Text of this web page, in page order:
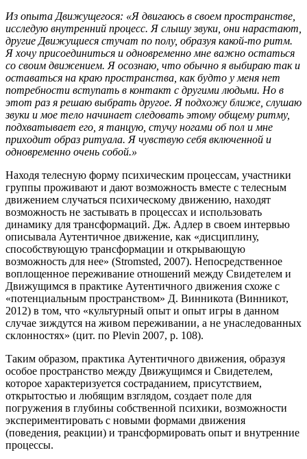
Из опыта Движущегося: «Я двигаюсь в своем пространстве,
исследую внутренний процесс. Я слышу звуки, они нарастают,
другие Движущиеся стучат по полу, образуя какой-то ритм.
Я хочу присоединиться и одновременно мне важно остаться
со своим движением. Я осознаю, что обычно я выбираю так и
оставаться на краю пространства, как будто у меня нет
потребности вступать в контакт с другими людьми. Но в
этот раз я решаю выбрать другое. Я подхожу ближе, слушаю
звуки и мое тело начинает следовать этому общему ритму,
подхватывает его, я танцую, стучу ногами об пол и мне
приходит образ ритуала. Я чувствую себя включенной и
одновременно очень собой.»
Находя телесную форму психическим процессам, участники
группы проживают и дают возможность вместе с телесным
движением случаться психическому движению, находят
возможность не застывать в процессах и использовать
динамику для трансформаций. Дж. Адлер в своем интервью
описывала Аутентичное движение, как «дисциплину,
способствующую трансформации и открывающую
возможность для нее» (Stromsted, 2007). Непосредственное
воплощенное переживание отношений между Свидетелем и
Движущимся в практике Аутентичного движения схоже с
«потенциальным пространством» Д. Винникота (Винникот,
2012) в том, что «культурный опыт и опыт игры в данном
случае зиждутся на живом переживании, а не унаследованных
склонностях» (цит. по Plevin 2007, р. 108).
Таким образом, практика Аутентичного движения, образуя
особое пространство между Движущимся и Свидетелем,
которое характеризуется состраданием, присутствием,
открытостью и любящим взглядом, создает поле для
погружения в глубины собственной психики, возможности
экспериментировать с новыми формами движения
(поведения, реакции) и трансформировать опыт и внутренние
процессы.